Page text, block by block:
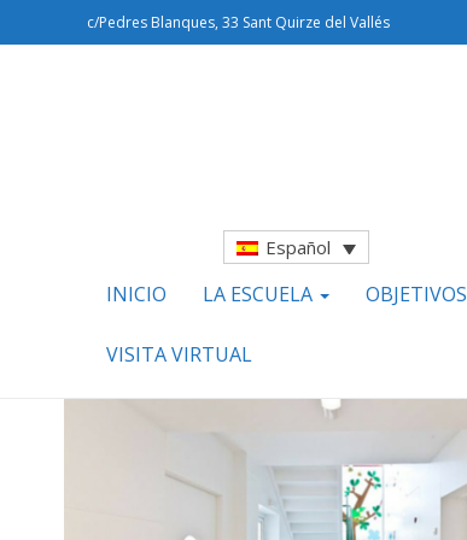
c/Pedres Blanques, 33 Sant Quirze del Vallés
Español
INICIO LA ESCUELA OBJETIVOS
VISITA VIRTUAL